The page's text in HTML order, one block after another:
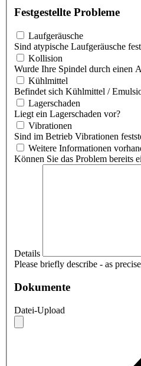
Festgestellte Probleme
Laufgeräusche
Sind atypische Laufgeräusche
Kollision
Wurde Ihre Spindel durch einen
Kühlmittel
Befindet sich Kühlmittel /
Lagerschaden
Liegt ein Lagerschaden vor?
Vibrationen
Sind im Betrieb Vibrationen
Weitere Informationen
Können Sie das Problem bereits
Details
Please briefly describe - as
Dokumente
Datei-Upload